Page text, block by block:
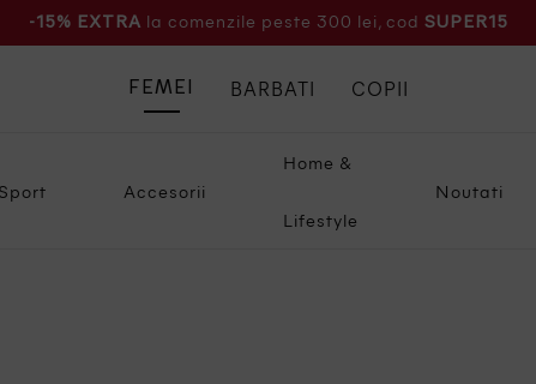
-15% EXTRA la comenzile peste 300 lei, cod SUPER15
Accesorii
Home &
Lifestyle
Noutati
FEMEI BARBATI COPII